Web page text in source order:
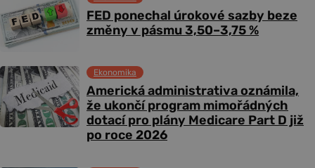
FED ponechal úrokové sazby beze
změny v pásmu 3,50–3,75 %
Americká administrativa oznámila,
že ukončí program mimořádných
dotací pro plány Medicare Part D již
po roce 2026
Ekonomika